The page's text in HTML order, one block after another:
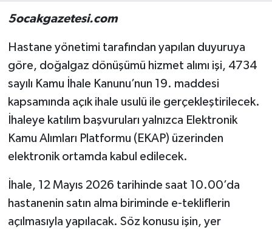
5ocakgazetesi.com
Hastane yönetimi tarafından yapılan duyuruya
göre, doğalgaz dönüşümü hizmet alımı işi, 4734
sayılı Kamu İhale Kanunu’nun 19. maddesi
kapsamında açık ihale usulü ile gerçekleştirilecek.
İhaleye katılım başvuruları yalnızca Elektronik
Kamu Alımları Platformu (EKAP) üzerinden
elektronik ortamda kabul edilecek.
İhale, 12 Mayıs 2026 tarihinde saat 10.00’da
hastanenin satın alma biriminde e-tekliflerin
açılmasıyla yapılacak. Söz konusu işin, yer